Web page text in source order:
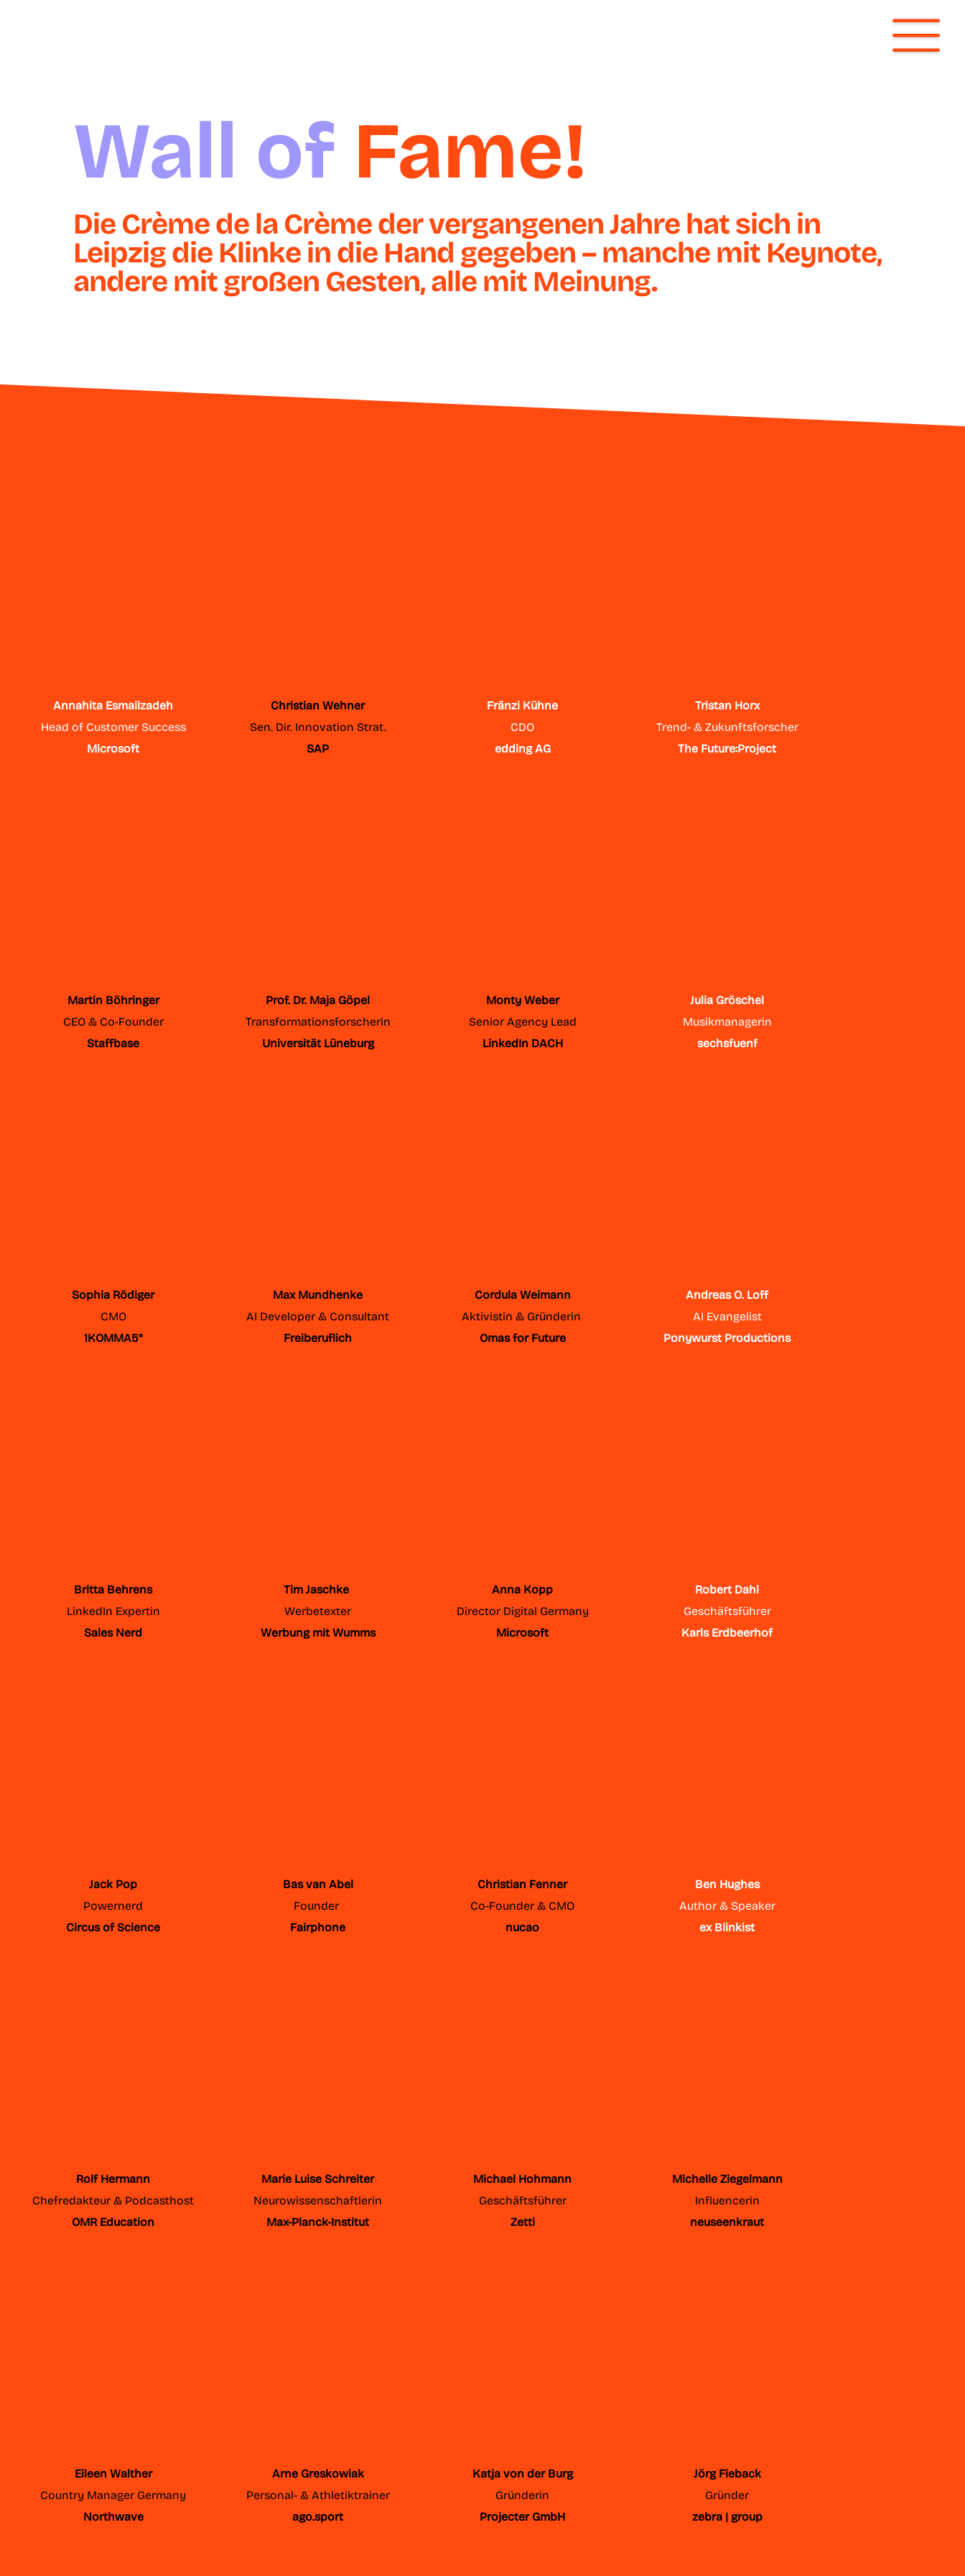
Wall of Fame!
Die Crème de la Crème der vergangenen Jahre hat sich in
Leipzig die Klinke in die Hand gegeben – manche mit Keynote,
andere mit großen Gesten, alle mit Meinung.
Annahita Esmailzadeh
Head of Customer Success
Microsoft
Christian Wehner
Sen. Dir. Innovation Strat.
SAP
Fränzi Kühne
CDO
edding AG
Tristan Horx
Trend- & Zukunftsforscher
The Future:Project
Martin Böhringer
CEO & Co-Founder
Staffbase
Prof. Dr. Maja Göpel
Transformationsforscherin
Universität Lüneburg
Monty Weber
Senior Agency Lead
LinkedIn DACH
Julia Gröschel
Musikmanagerin
sechsfuenf
Sophia Rödiger
CMO
1KOMMA5°
Max Mundhenke
AI Developer & Consultant
Freiberuflich
Cordula Weimann
Aktivistin & Gründerin
Omas for Future
Andreas O. Loff
AI Evangelist
Ponywurst Productions
Britta Behrens
LinkedIn Expertin
Sales Nerd
Tim Jaschke
Werbetexter
Werbung mit Wumms
Anna Kopp
Director Digital Germany
Microsoft
Robert Dahl
Geschäftsführer
Karls Erdbeerhof
Jack Pop
Powernerd
Circus of Science
Bas van Abel
Founder
Fairphone
Christian Fenner
Co-Founder & CMO
nucao
Ben Hughes
Author & Speaker
ex Blinkist
Rolf Hermann
Chefredakteur & Podcasthost
OMR Education
Marie Luise Schreiter
Neurowissenschaftlerin
Max-Planck-Institut
Michael Hohmann
Geschäftsführer
Zetti
Michelle Ziegelmann
Influencerin
neuseenkraut
Eileen Walther
Country Manager Germany
Northwave
Arne Greskowiak
Personal- & Athletiktrainer
ago.sport
Katja von der Burg
Gründerin
Projecter GmbH
Jörg Fieback
Gründer
zebra | group